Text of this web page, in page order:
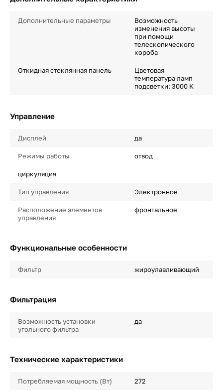
Дополнительные параметры
Возможность
изменения высоты
при помощи
телескопического
короба
Откидная стеклянная панель
Цветовая
температура ламп
подсветки: 3000 К
Управление
Дисплей да
Режимы работы отвод
циркуляция
Тип управления Электронное
Расположение элементов
управления
фронтальное
Функциональные особенности
Фильтр жироулавливающий
Фильтрация
Возможность установки
угольного фильтра
да
Технические характеристики
Потребляемая мощность (Вт) 272